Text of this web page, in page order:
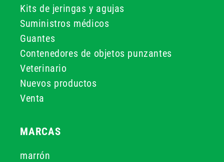
Kits de jeringas y agujas
Suministros médicos
Guantes
Contenedores de objetos punzantes
Veterinario
Nuevos productos
Venta
MARCAS
marrón